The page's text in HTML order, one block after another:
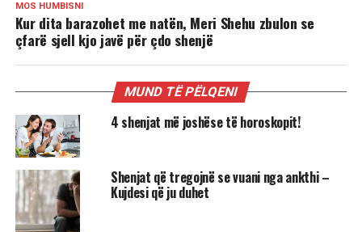
MOS HUMBISNI
Kur dita barazohet me natën, Meri Shehu zbulon se
çfarë sjell kjo javë për çdo shenjë
MUND TË PËLQENI
4 shenjat më joshëse të horoskopit!
Shenjat që tregojnë se vuani nga ankthi –
Kujdesi që ju duhet